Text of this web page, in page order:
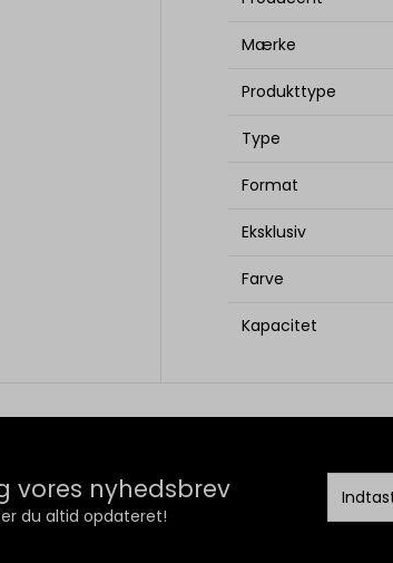
Mærke
Produkttype
Type
Format
Eksklusiv
Farve
Kapacitet
vores nyhedsbrev
er du altid opdateret!